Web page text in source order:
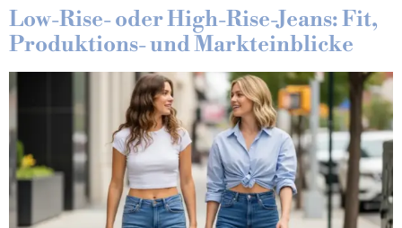
Low-Rise- oder High-Rise-Jeans: Fit,
Produktions- und Markteinblicke